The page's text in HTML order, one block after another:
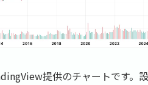
提供のチャートです。